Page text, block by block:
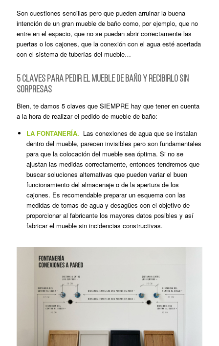
Son cuestiones sencillas pero que pueden arruinar la buena
intención de un gran mueble de baño como, por ejemplo, que no
entre en el espacio, que no se puedan abrir correctamente las
puertas o los cajones, que la conexión con el agua esté acertada
con el sistema de tuberías del mueble…
5 CLAVES PARA PEDIR EL MUEBLE DE BAÑO Y RECIBIRLO SIN
SORPRESAS
Bien, te damos 5 claves que SIEMPRE hay que tener en cuenta
a la hora de realizar el pedido de mueble de baño:
LA FONTANERÍA. Las conexiones de agua que se instalan
dentro del mueble, parecen invisibles pero son fundamentales
para que la colocación del mueble sea óptima. Si no se
ajustan las medidas correctamente, entonces tendremos que
buscar soluciones alternativas que pueden variar el buen
funcionamiento del almacenaje o de la apertura de los
cajones. Es recomendable preparar un esquema con las
medidas de tomas de agua y desagües con el objetivo de
proporcionar al fabricante los mayores datos posibles y así
fabricar el mueble sin incidencias constructivas.